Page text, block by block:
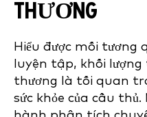
THƯƠNG
Hiểu được mối tương
luyện tập, khối
thương là tối quan
sức khỏe của cầu